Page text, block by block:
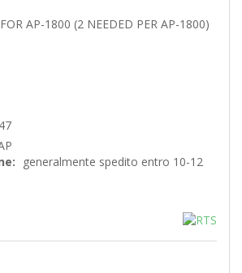
AP-1800 (2 NEEDED PER AP-1800)
generalmente spedito entro 10-12